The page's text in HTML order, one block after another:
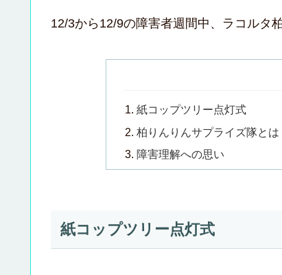
12/3から12/9の障害者週間中、ラコルタ
紙コップツリー点灯式
柏りんりんサプライズ隊とは
障害理解への思い
紙コップツリー点灯式